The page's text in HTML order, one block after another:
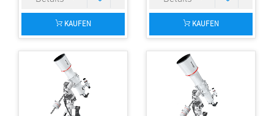
KAUFEN KAUFEN